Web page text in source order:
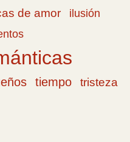
de amor
ilusión
tiempo
tristeza